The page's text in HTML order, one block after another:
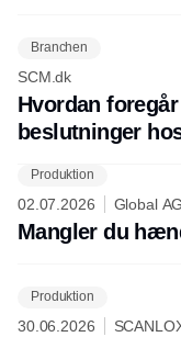
Branchen
SCM.dk
Hvordan
beslutninger
Produktion
02.07.2026 Global
Mangler du
Produktion
30.06.2026